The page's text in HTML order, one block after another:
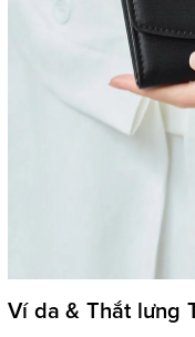
Ví da & Thắt lưng